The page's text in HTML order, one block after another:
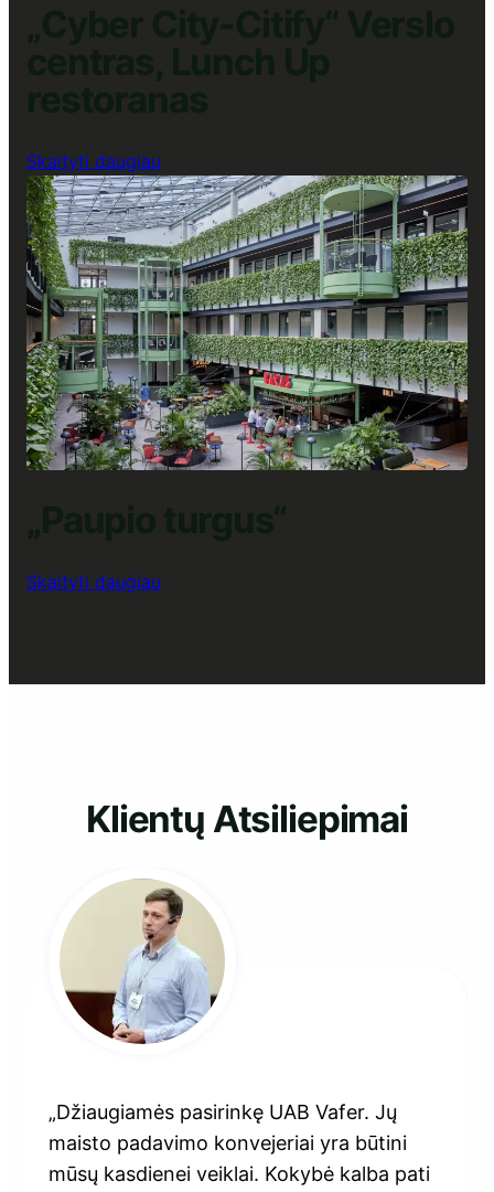
„Cyber City-Citify“ Verslo
centras, Lunch Up
restoranas
Skaityti daugiau
„Cyber
City-
Citify“
Verslo
centras,
Lunch
Up
restoranas
„Paupio turgus“
Skaityti daugiau
Klientų Atsiliepimai
„Džiaugiamės pasirinkę UAB Vafer. Jų
maisto padavimo konvejeriai yra būtini
mūsų kasdienei veiklai. Kokybė kalba pati